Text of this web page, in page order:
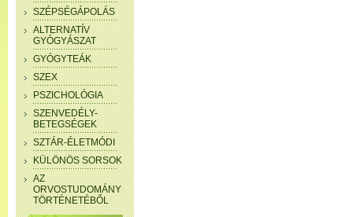
SZÉPSÉGÁPOLÁS
ALTERNATÍV
GYÓGYÁSZAT
GYÓGYTEÁK
SZEX
PSZICHOLÓGIA
SZENVEDÉLY-
BETEGSÉGEK
SZTÁR-ÉLETMÓDI
KÜLÖNÖS SORSOK
AZ
ORVOSTUDOMÁNY
TÖRTÉNETÉBŐL